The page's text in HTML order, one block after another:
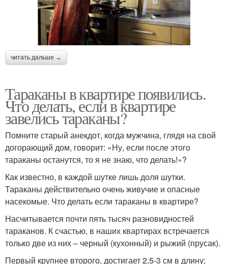
читать дальше →
Тараканы в квартире появились.
Что делать, если в квартире
завелись тараканы?
Помните старый анекдот, когда мужчина, глядя на свой
догорающий дом, говорит: «Ну, если после этого
тараканы останутся, то я не знаю, что делать!»?
Как известно, в каждой шутке лишь доля шутки.
Тараканы действительно очень живучие и опасные
насекомые. Что делать если тараканы в квартире?
Насчитывается почти пять тысяч разновидностей
тараканов. К счастью, в наших квартирах встречается
только две из них – черный (кухонный) и рыжий (прусак).
Первый крупнее второго, достигает 2,5-3 см в длину;